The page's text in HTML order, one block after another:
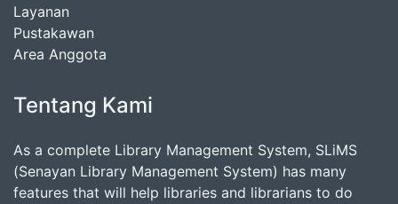
Layanan
Pustakawan
Area Anggota
Tentang Kami
As a complete Library Management System, SLiMS
(Senayan Library Management System) has many
features that will help libraries and librarians to do